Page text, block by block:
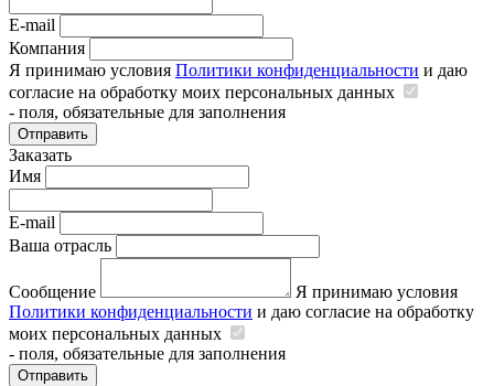
E-mail
Компания
Я принимаю условия Политики конфиденциальности и даю
согласие на обработку моих персональных данных
- поля, обязательные для заполнения
Отправить
Заказать
Имя
E-mail
Ваша отрасль
Сообщение
Я принимаю условия
Политики конфиденциальности и даю согласие на обработку
моих персональных данных
- поля, обязательные для заполнения
Отправить